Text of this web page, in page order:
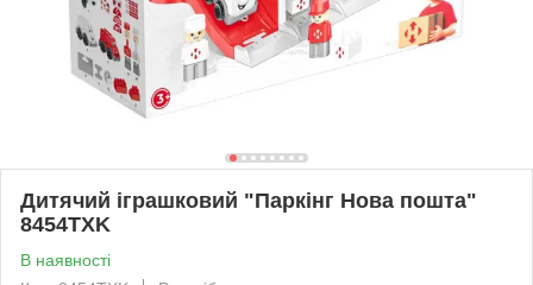
Дитячий іграшковий "Паркінг Нова пошта"
8454TXK
В наявності